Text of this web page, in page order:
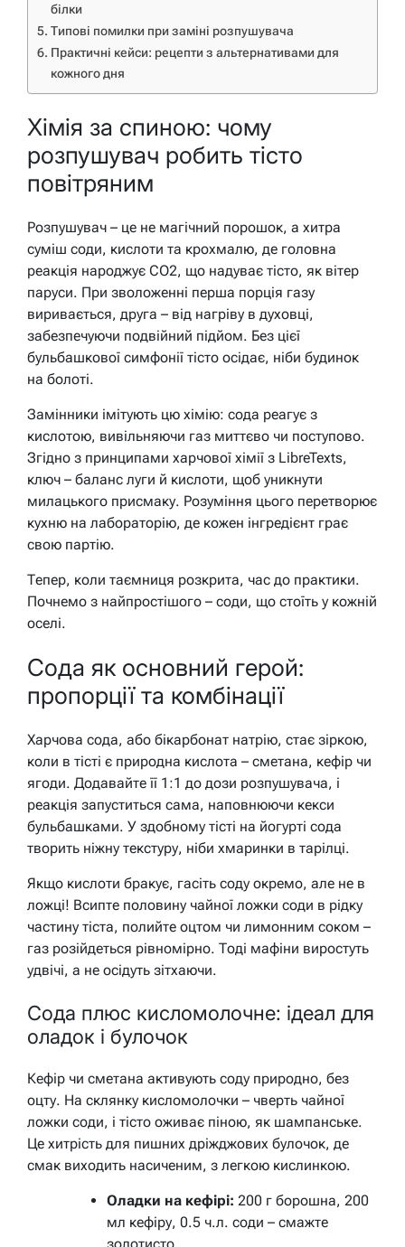
білки
Типові помилки при заміні розпушувача
Практичні кейси: рецепти з альтернативами для
кожного дня
Хімія за спиною: чому
розпушувач робить тісто
повітряним
Розпушувач – це не магічний порошок, а хитра
суміш соди, кислоти та крохмалю, де головна
реакція народжує CO2, що надуває тісто, як вітер
паруси. При зволоженні перша порція газу
виривається, друга – від нагріву в духовці,
забезпечуючи подвійний підйом. Без цієї
бульбашкової симфонії тісто осідає, ніби будинок
на болоті.
Замінники імітують цю хімію: сода реагує з
кислотою, вивільняючи газ миттєво чи поступово.
Згідно з принципами харчової хімії з LibreTexts,
ключ – баланс луги й кислоти, щоб уникнути
милацького присмаку. Розуміння цього перетворює
кухню на лабораторію, де кожен інгредієнт грає
свою партію.
Тепер, коли таємниця розкрита, час до практики.
Почнемо з найпростішого – соди, що стоїть у кожній
оселі.
Сода як основний герой:
пропорції та комбінації
Харчова сода, або бікарбонат натрію, стає зіркою,
коли в тісті є природна кислота – сметана, кефір чи
ягоди. Додавайте її 1:1 до дози розпушувача, і
реакція запуститься сама, наповнюючи кекси
бульбашками. У здобному тісті на йогурті сода
творить ніжну текстуру, ніби хмаринки в тарілці.
Якщо кислоти бракує, гасіть соду окремо, але не в
ложці! Всипте половину чайної ложки соди в рідку
частину тіста, полийте оцтом чи лимонним соком –
газ розійдеться рівномірно. Тоді мафіни виростуть
удвічі, а не осідуть зітхаючи.
Сода плюс кисломолочне: ідеал для
оладок і булочок
Кефір чи сметана активують соду природно, без
оцту. На склянку кисломолочки – чверть чайної
ложки соди, і тісто оживає піною, як шампанське.
Це хитрість для пишних дріжджових булочок, де
смак виходить насиченим, з легкою кислинкою.
Оладки на кефірі: 200 г борошна, 200
мл кефіру, 0.5 ч.л. соди – смажте